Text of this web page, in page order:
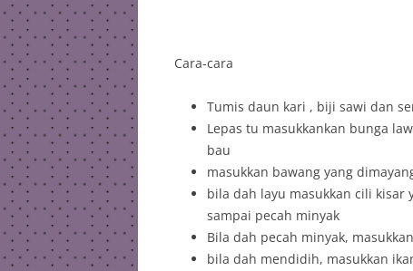
Cara-cara
Tumis daun kari , biji sawi dan
Lepas tu masukkankan bunga
bau
masukkan bawang yang
bila dah layu masukkan cili kisar
sampai pecah minyak
Bila dah pecah minyak,
bila dah mendidih, masukkan